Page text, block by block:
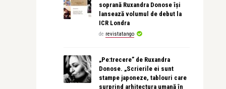
soprană Ruxandra Donose își
lansează volumul de debut la
ICR Londra
de revistatango
„Pe:trecere” de Ruxandra
Donose. „Scrierile ei sunt
stampe japoneze, tablouri care
surprind arhitectura umană în